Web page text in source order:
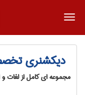
دیکشنری
مجموعه ای کامل از